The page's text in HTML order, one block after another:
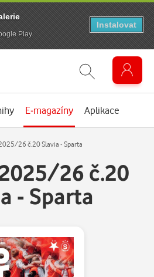
E-magazíny Aplikace
26 č.20 Slavia - Sparta
26 č.20
- Sparta
Play
Instalovat